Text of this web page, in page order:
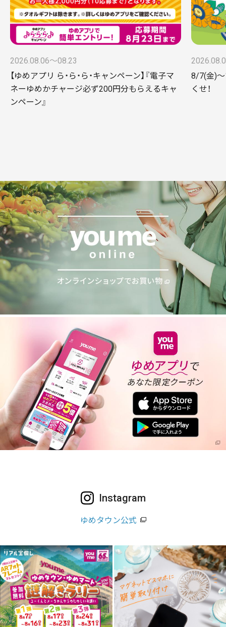
2026.08.06〜08.23
【ゆめアプリ ら・ら・ら・キャンペーン】『電子マ
ネーゆめかチャージ必ず200円分もらえるキャ
ンペーン』
8/7(金)
くせ！
Instagram
ゆめタウン公式